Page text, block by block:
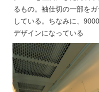
るもの。袖仕切の一部を
している。ちなみに、
デザインになっている